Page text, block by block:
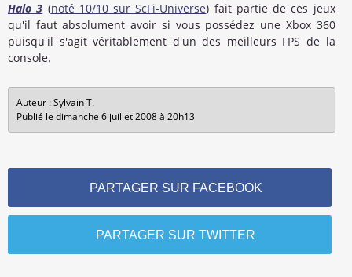
Halo 3 (noté 10/10 sur ScFi-Universe) fait partie de ces jeux
qu'il faut absolument avoir si vous possédez une Xbox 360
puisqu'il s'agit véritablement d'un des meilleurs FPS de la
console.
Auteur : Sylvain T.
Publié le dimanche 6 juillet 2008 à 20h13
PARTAGER SUR FACEBOOK
PARTAGER SUR TWITTER